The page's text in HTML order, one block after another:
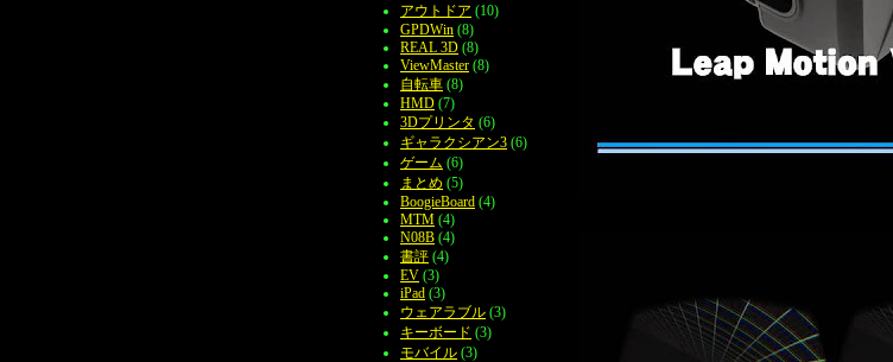
アウトドア (10)
GPDWin (8)
REAL 3D (8)
ViewMaster (8)
自転車 (8)
HMD (7)
3Dプリンタ (6)
ギャラクシアン3 (6)
ゲーム (6)
まとめ (5)
BoogieBoard (4)
MTM (4)
N08B (4)
書評 (4)
EV (3)
iPad (3)
ウェアラブル (3)
キーボード (3)
モバイル (3)